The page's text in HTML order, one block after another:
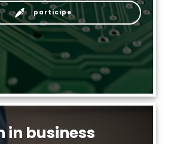
participe
in business